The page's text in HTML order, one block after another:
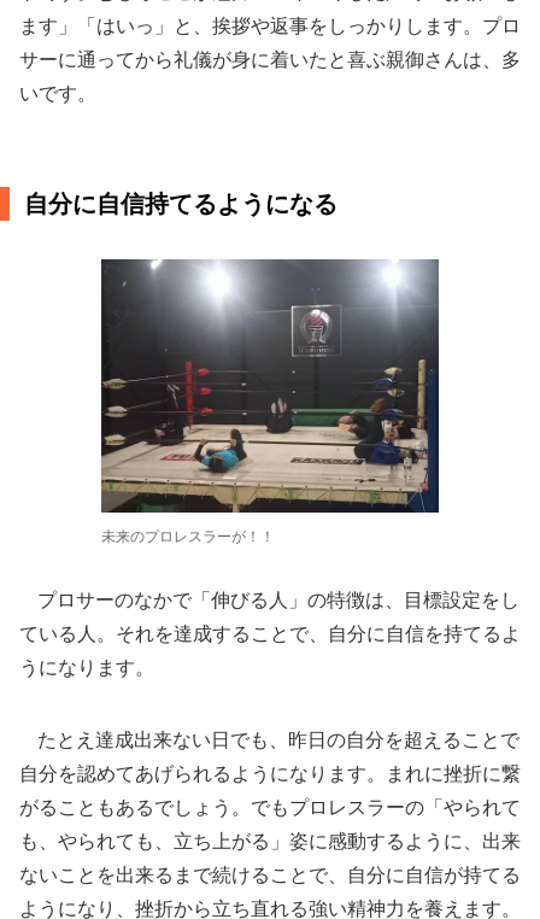
ます」「はいっ」と、挨拶や返事をしっかりします。プロ
サーに通ってから礼儀が身に着いたと喜ぶ親御さんは、多
いです。
自分に自信持てるようになる
未来のプロレスラーが！！
プロサーのなかで「伸びる人」の特徴は、目標設定をし
ている人。それを達成することで、自分に自信を持てるよ
うになります。
たとえ達成出来ない日でも、昨日の自分を超えることで
自分を認めてあげられるようになります。まれに挫折に繋
がることもあるでしょう。でもプロレスラーの「やられて
も、やられても、立ち上がる」姿に感動するように、出来
ないことを出来るまで続けることで、自分に自信が持てる
ようになり、挫折から立ち直れる強い精神力を養えます。